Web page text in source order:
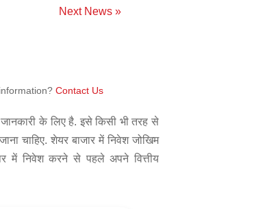
Next News »
Contact Us
के लिए है. इसे किसी भी तरह से
चाहिए. शेयर बाजार में निवेश जोखिम
में निवेश करने से पहले अपने वित्तीय